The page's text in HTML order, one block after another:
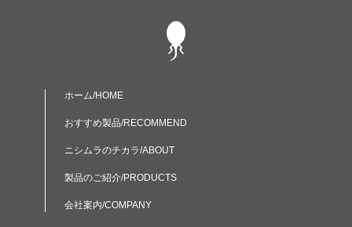
ホーム/HOME
おすすめ製品/RECOMMEND
ニシムラのチカラ/ABOUT
製品のご紹介/PRODUCTS
会社案内/COMPANY